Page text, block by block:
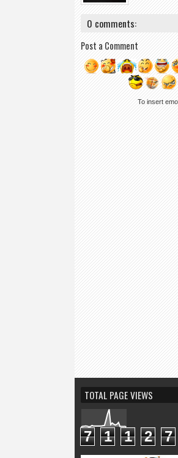
0 comments:
Post a Comment
To insert
TOTAL PAGE VIEWS
7 1 1 2 7